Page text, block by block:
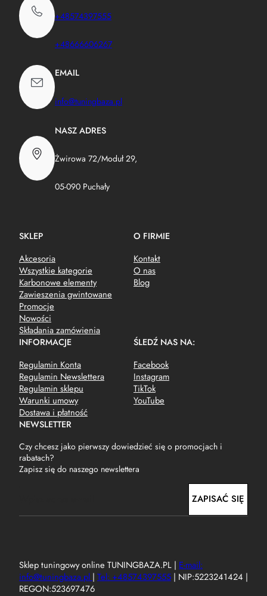
+48574397555
+48666606267
EMAIL
info@tuningbaza.pl
NASZ ADRES
Żwirowa 72/Moduł 29,
05-090 Puchały
SKLEP
Akcesoria
Wszystkie kategorie
Karbonowe elementy
Zawieszenia gwintowane
Promocje
Nowości
Składania zamówienia
O FIRMIE
Kontakt
O nas
Blog
INFORMACJE
Regulamin Konta
Regulamin Newslettera
Regulamin sklepu
Warunki umowy
Dostawa i płatność
ŚLEDŹ NAS NA:
Facebook
Instagram
TikTok
YouTube
NEWSLETTER
Czy chcesz jako pierwszy dowiedzieć się o promocjach i
rabatach?
Zapisz się do naszego newslettera
a
ZAPISAĆ SIĘ
Sklep tuningowy online TUNINGBAZA.PL | E-mail:
info@tuningbaza.pl | Tel: +48574397555 | NIP:5223241424 |
REGON:523697476